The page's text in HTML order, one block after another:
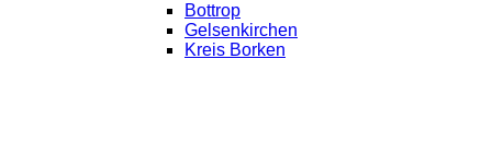
Bottrop
Gelsenkirchen
Kreis Borken